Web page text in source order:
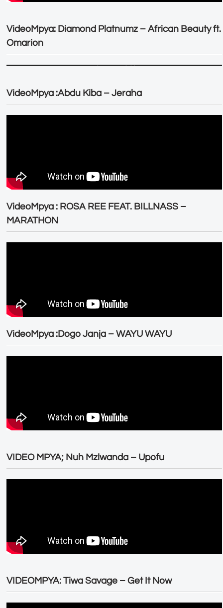
VideoMpya: Diamond Platnumz – African Beauty ft.
Omarion
VideoMpya :Abdu Kiba – Jeraha
VideoMpya : ROSA REE FEAT. BILLNASS –
MARATHON
VideoMpya :Dogo Janja – WAYU WAYU
VIDEO MPYA; Nuh Mziwanda – Upofu
VIDEOMPYA: Tiwa Savage – Get It Now